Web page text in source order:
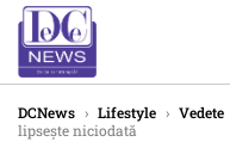
DCNews › Lifestyle › Vedete
lipsește niciodată